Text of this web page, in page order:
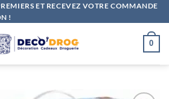
ET RECEVEZ VOTRE COMMANDE
!
0